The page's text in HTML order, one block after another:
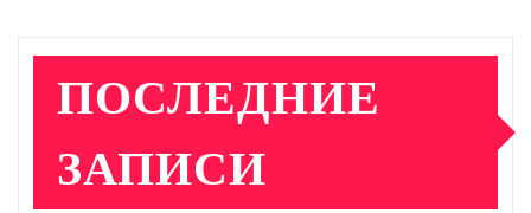
ПОСЛЕДНИЕ
ЗАПИСИ